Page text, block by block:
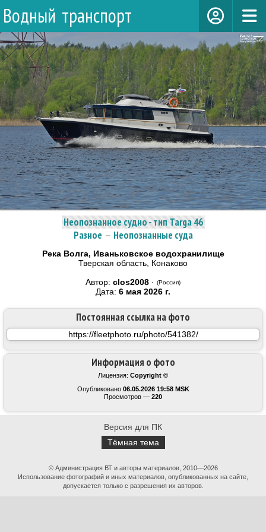
Водный транспорт
Неопознанное судно - тип Targa 46
Разное — Неопознанные суда
Река Волга, Иваньковское водохранилище
Тверская область, Конаково
Автор: clos2008 · (Россия)
Дата: 6 мая 2026 г.
Информация о фото
Лицензия: Copyright ©
Опубликовано 06.05.2026 19:58 MSK
Просмотров — 220
Постоянная ссылка на фото
Версия для ПК
Тёмная тема
© Администрация ВТ и авторы материалов, 2010—2026
Использование фотографий и иных материалов, опубликованных на сайте,
допускается только с разрешения их авторов.